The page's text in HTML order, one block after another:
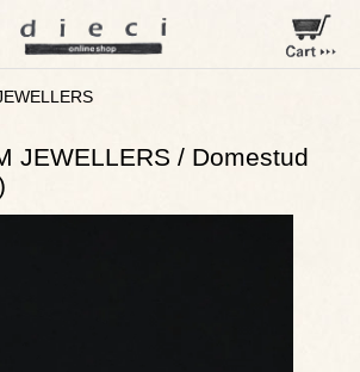
JEWELLERS / Domestud